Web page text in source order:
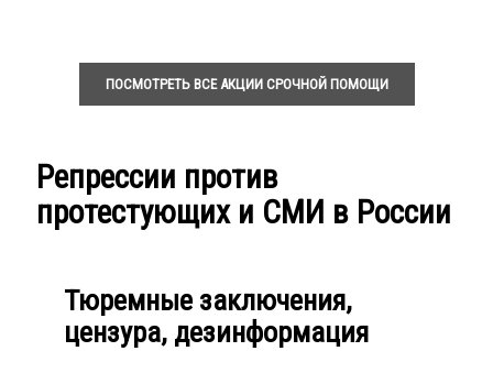
ПОСМОТРЕТЬ ВСЕ АКЦИИ СРОЧНОЙ ПОМОЩИ
Репрессии против
протестующих и СМИ в России
Тюремные заключения,
цензура, дезинформация